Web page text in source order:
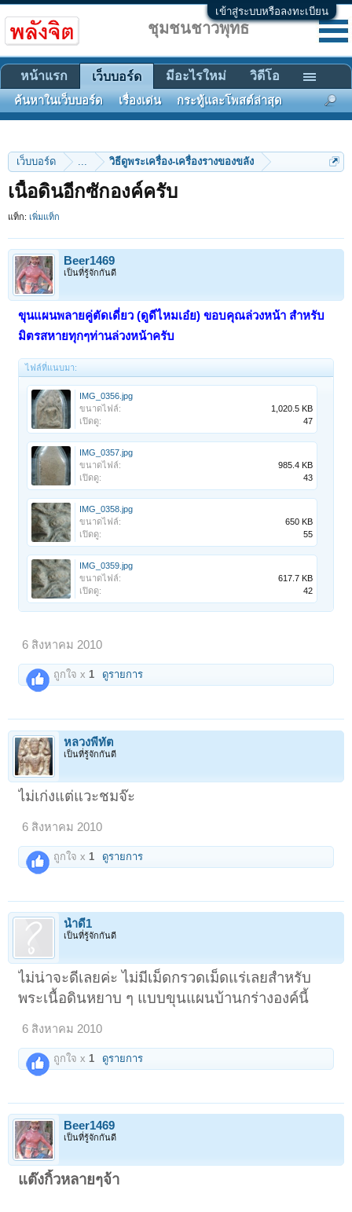
เข้าสู่ระบบหรือลงทะเบียน
เว็บบอร์ด ... วิธีดูพระเครื่อง-เครื่องรางของขลัง
เนื้อดินอีกซักองค์ครับ
แท็ก: เพิ่มแท็ก
Beer1469
เป็นที่รู้จักกันดี
ขุนแผนพลายคู่ตัดเดี่ยว (ดูดีไหมเอ๋ย) ขอบคุณล่วงหน้า สำหรับ
มิตรสหายทุกๆท่านล่วงหน้าครับ
ไฟล์ที่แนบมา:
IMG_0356.jpg
ขนาดไฟล์:
1,020.5 KB
เปิดดู:
47
IMG_0357.jpg
ขนาดไฟล์:
985.4 KB
เปิดดู:
43
IMG_0358.jpg
ขนาดไฟล์:
650 KB
เปิดดู:
55
IMG_0359.jpg
ขนาดไฟล์:
617.7 KB
เปิดดู:
42
6 สิงหาคม 2010
ถูกใจ x1 ดูรายการ
หลวงพี่ทัต
เป็นที่รู้จักกันดี
ไม่เก่งแต่แวะชมจ๊ะ
6 สิงหาคม 2010
ถูกใจ x 1 ดูรายการ
น้ำดี1
เป็นที่รู้จักกันดี
ไม่น่าจะดีเลยค่ะ ไม่มีเม็ดกรวดเม็ดแร่เลยสำหรับ
พระเนื้อดินหยาบ ๆ แบบขุนแผนบ้านกร่างองค์นี้
6 สิงหาคม 2010
ถูกใจ x 1 ดูรายการ
Beer1469
เป็นที่รู้จักกันดี
แต๊งกิ้วหลายๆจ้า
ชุมชนชาวพุทธ
หน้าแรก เว็บบอร์ด
ค้นหาในเว็บบอร์ด เรื่องเด่น กระทู้และโพสต์ล่าสุด
มีอะไรใหม่ วิดีโอ